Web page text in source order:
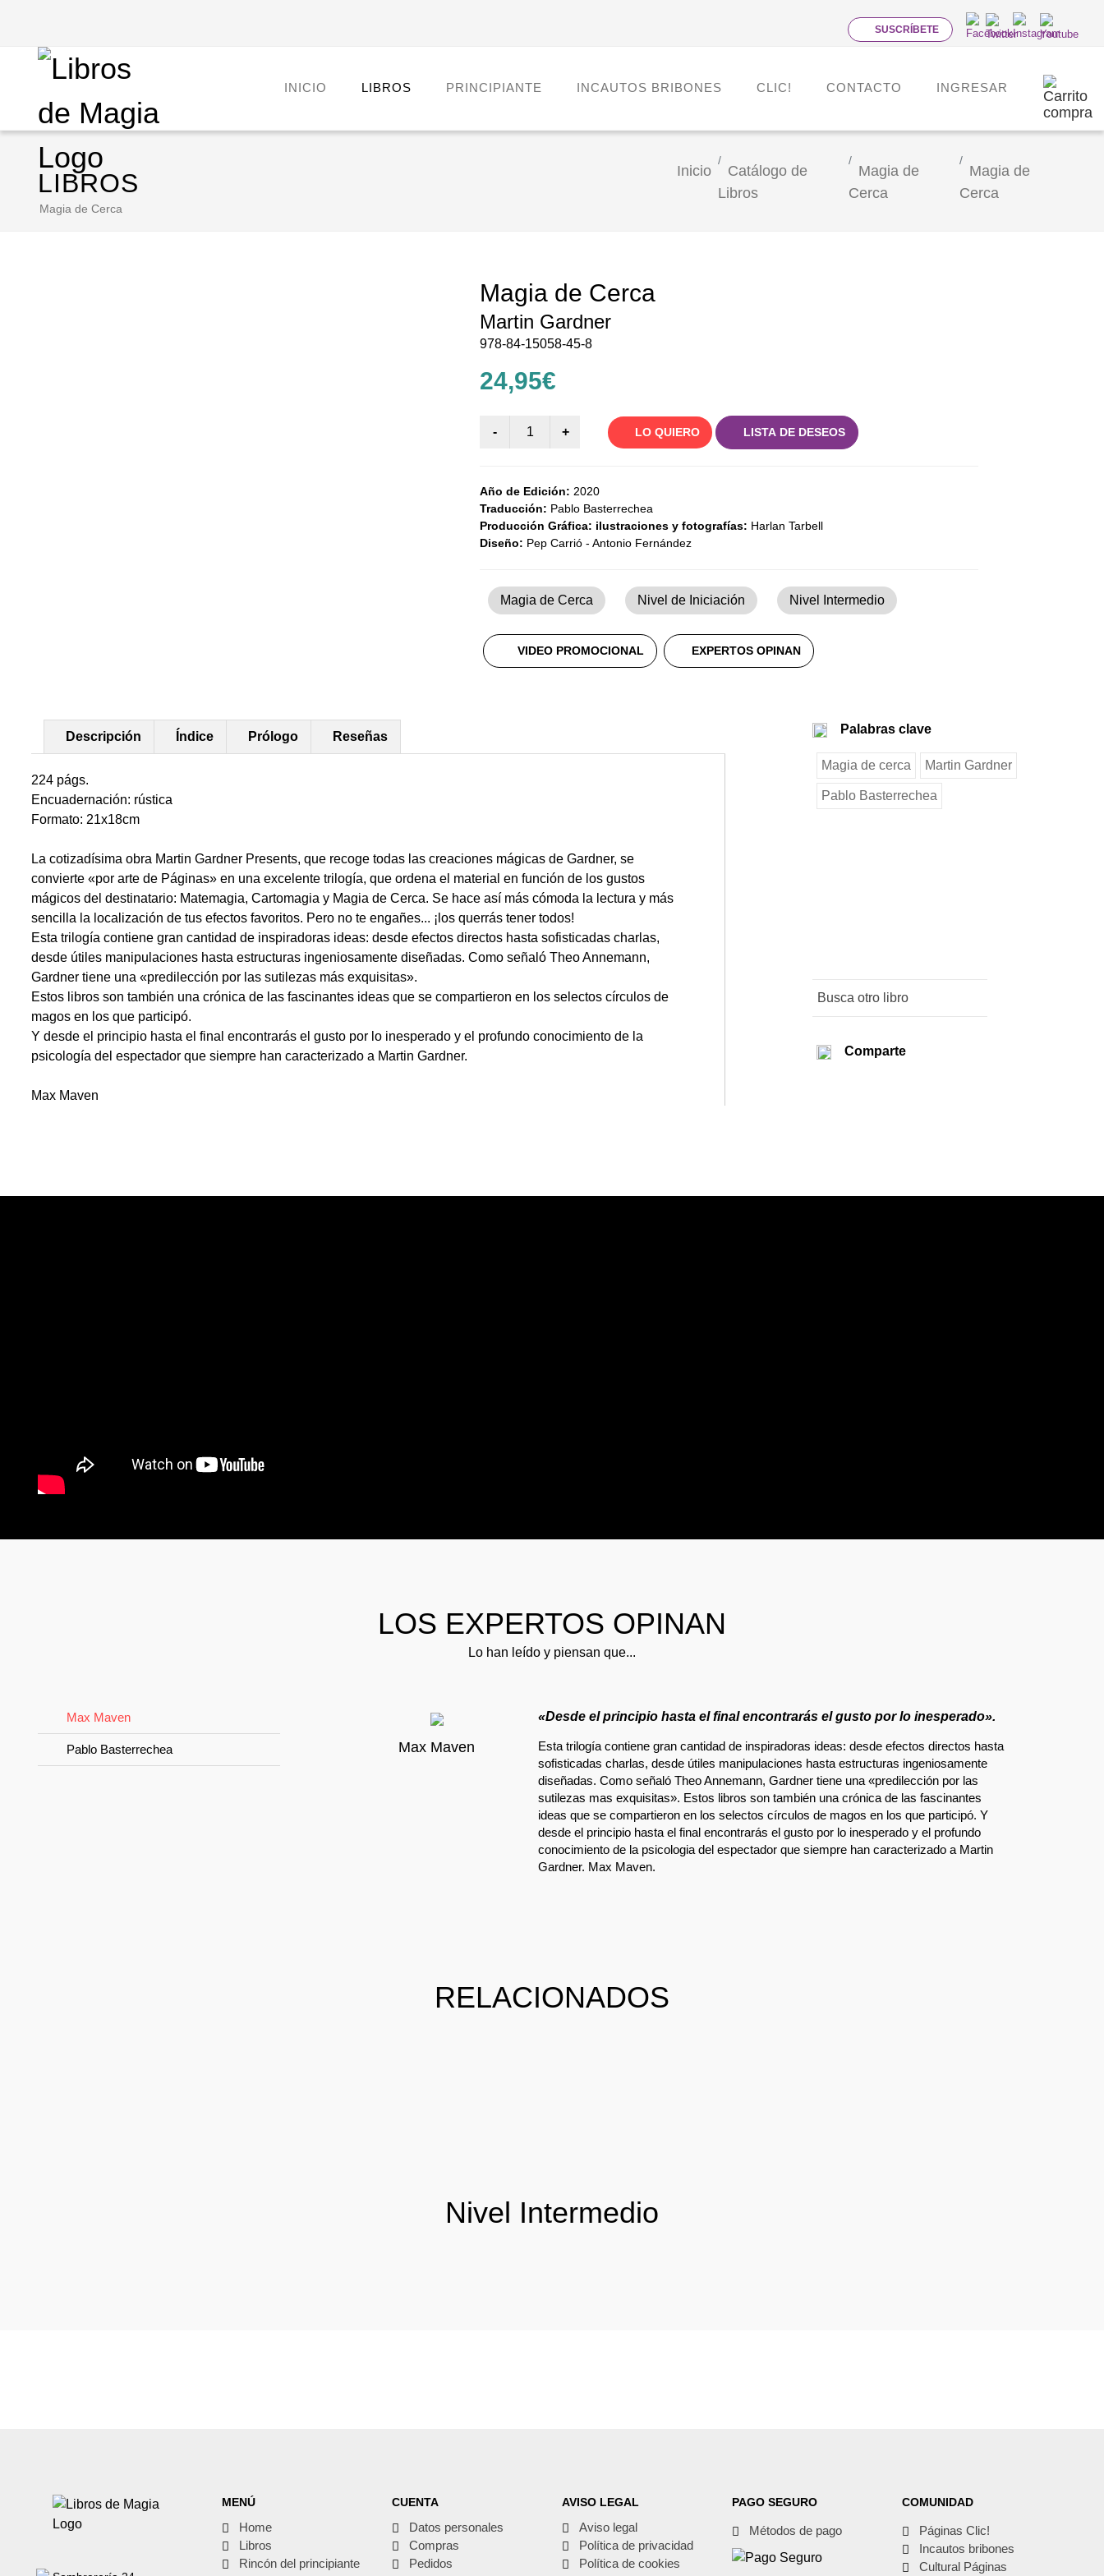
SUSCRÍBETE
INICIO LIBROS PRINCIPIANTE INCAUTOS BRIBONES CLIC! CONTACTO INGRESAR
LIBROS
Magia de Cerca
Inicio
Catálogo de
Libros
Magia de
Cerca
Magia de
Cerca
Magia de Cerca
Martin Gardner
978-84-15058-45-8
24,95€
LO QUIERO LISTA DE DESEOS
Año de Edición: 2020
Traducción: Pablo Basterrechea
Producción Gráfica: ilustraciones y fotografías: Harlan Tarbell
Diseño: Pep Carrió - Antonio Fernández
Magia de Cerca Nivel de Iniciación Nivel Intermedio
VIDEO PROMOCIONAL EXPERTOS OPINAN
Descripción Índice Prólogo Reseñas
224 págs.
Encuadernación: rústica
Formato: 21x18cm
La cotizadísima obra Martin Gardner Presents, que recoge todas las creaciones mágicas de Gardner, se
convierte «por arte de Páginas» en una excelente trilogía, que ordena el material en función de los gustos
mágicos del destinatario: Matemagia, Cartomagia y Magia de Cerca. Se hace así más cómoda la lectura y más
sencilla la localización de tus efectos favoritos. Pero no te engañes... ¡los querrás tener todos!
Esta trilogía contiene gran cantidad de inspiradoras ideas: desde efectos directos hasta sofisticadas charlas,
desde útiles manipulaciones hasta estructuras ingeniosamente diseñadas. Como señaló Theo Annemann,
Gardner tiene una «predilección por las sutilezas más exquisitas».
Estos libros son también una crónica de las fascinantes ideas que se compartieron en los selectos círculos de
magos en los que participó.
Y desde el principio hasta el final encontrarás el gusto por lo inesperado y el profundo conocimiento de la
psicología del espectador que siempre han caracterizado a Martin Gardner.
Max Maven
Palabras clave
Magia de cerca Martin Gardner
Pablo Basterrechea
Comparte
LOS EXPERTOS OPINAN
Lo han leído y piensan que...
Max Maven
Pablo Basterrechea Max Maven
«Desde el principio hasta el final encontrarás el gusto por lo inesperado».
Esta trilogía contiene gran cantidad de inspiradoras ideas: desde efectos directos hasta
sofisticadas charlas, desde útiles manipulaciones hasta estructuras ingeniosamente
diseñadas. Como señaló Theo Annemann, Gardner tiene una «predilección por las
sutilezas mas exquisitas». Estos libros son también una crónica de las fascinantes
ideas que se compartieron en los selectos círculos de magos en los que participó. Y
desde el principio hasta el final encontrarás el gusto por lo inesperado y el profundo
conocimiento de la psicologia del espectador que siempre han caracterizado a Martin
Gardner. Max Maven.
RELACIONADOS
Nivel Intermedio
MENÚ
Home
Libros
Rincón del principiante
CUENTA
Datos personales
Compras
Pedidos
AVISO LEGAL
Aviso legal
Política de privacidad
Política de cookies
PAGO SEGURO
Métodos de pago
COMUNIDAD
Páginas Clic!
Incautos bribones
Cultural Páginas